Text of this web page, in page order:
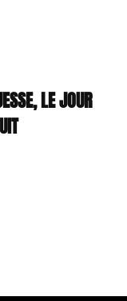
LE JOUR